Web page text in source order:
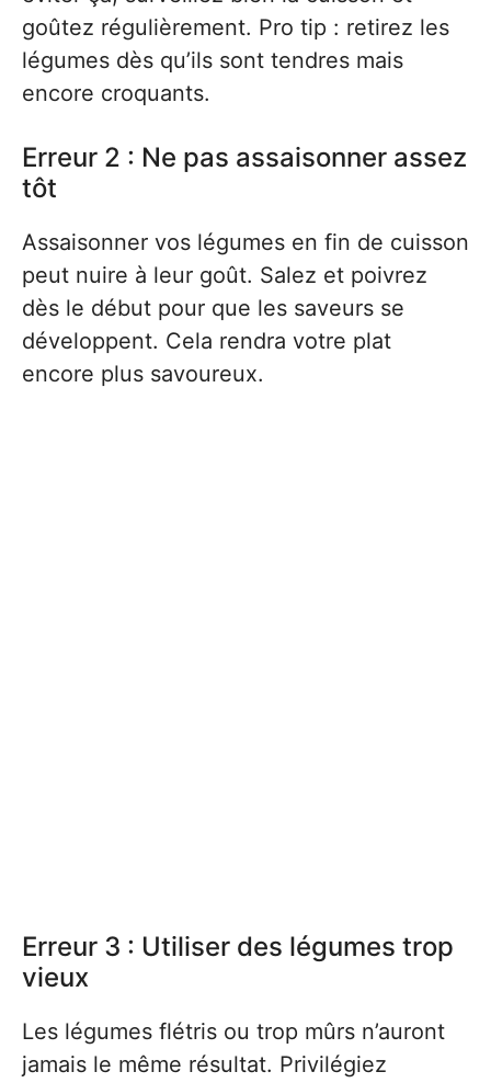
goûtez régulièrement. Pro tip : retirez les
légumes dès qu’ils sont tendres mais
encore croquants.
Erreur 2 : Ne pas assaisonner assez
tôt
Assaisonner vos légumes en fin de cuisson
peut nuire à leur goût. Salez et poivrez
dès le début pour que les saveurs se
développent. Cela rendra votre plat
encore plus savoureux.
Erreur 3 : Utiliser des légumes trop
vieux
Les légumes flétris ou trop mûrs n’auront
jamais le même résultat. Privilégiez